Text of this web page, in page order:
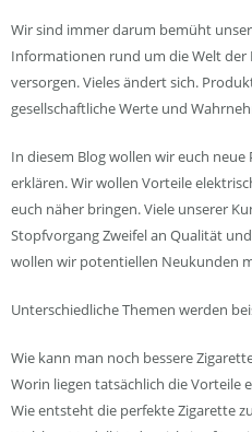
Wir sind immer darum bemüht
Informationen rund um die Welt der
versorgen. Vieles ändert sich.
gesellschaftliche Werte und
In diesem Blog wollen wir euch
erklären. Wir wollen Vorteile
euch näher bringen. Viele unserer
Stopfvorgang Zweifel an Qualität
wollen wir potentiellen Neukunden
Unterschiedliche Themen werden
Wie kann man noch bessere
Worin liegen tatsächlich die Vorteile
Wie entsteht die perfekte Zigarette